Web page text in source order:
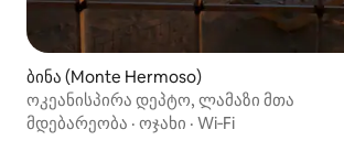
ბინა (Monte Hermoso)
ოკეანისპირა დეპტო, ლამაზი მთა
მდებარეობა · ოჯახი · Wi‑Fi